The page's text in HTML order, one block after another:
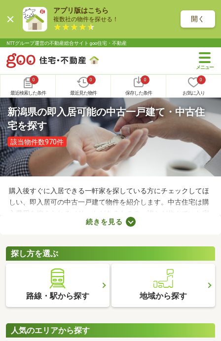
アプリ版はこちら
複数社の物件を探せる！ 開く
NTTグループ運営の不動産総合サイト goo住宅・不動産
0
最近検索した条件
0
最近見た物件
0
保存した条件
0
お気に入り
新潟県の即入居可能の中古一戸建て・中古住
宅を探す
該当物件数970件
購入後すぐに入居できる一軒家を探している方にチェックしてほ
しい、即入居可の中古一戸建て物件を紹介します。中古住宅は購
入費用を抑えられるメリットがあるものの、誰かが住んでいた家
なのでクリーニングが必須。即入居可の物件はクリーニング済み
ならない方は、即入居可の物件から気になる家を見つけてくださ
いね。
続きを見る
探し方を選ぶ
路線・駅から探す 地域から探す
人気のエリアから探す